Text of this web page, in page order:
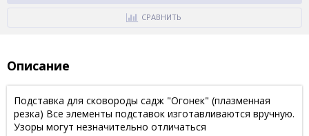
СРАВНИТЬ
Описание
Подставка для сковороды садж "Огонек" (плазменная
резка) Все элементы подставок изготавливаются вручную.
Узоры могут незначительно отличаться